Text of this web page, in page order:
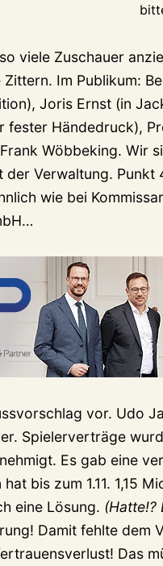
viele Zuschauer
Im Publikum:
Joris Ernst (in
fester Händedruck),
Wöbbeking. Wir
der Verwaltung.
wie bei
vor. Udo
Spielerverträge
Es gab eine
bis zum 1.11. 1,15
eine Lösung. (Hatte!?
Damit fehlte dem
Das